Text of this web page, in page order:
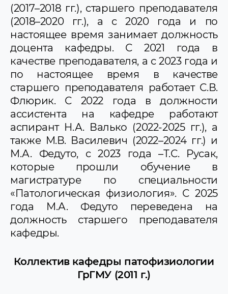
(2017–2018 гг.), старшего преподавателя
(2018–2020 гг.), а с 2020 года и по
настоящее время занимает должность
доцента кафедры. С 2021 года в
качестве преподавателя, а с 2023 года и
по настоящее время в качестве
старшего преподавателя работает С.В.
Флюрик. С 2022 года в должности
ассистента на кафедре работают
аспирант Н.А. Валько (2022-2025 гг.), а
также М.В. Василевич (2022–2024 гг.) и
М.А. Федуто, с 2023 года –Т.С. Русак,
которые прошли обучение в
магистратуре по специальности
«Патологическая физиология». С 2025
года М.А. Федуто переведена на
должность старшего преподавателя
кафедры.
Коллектив кафедры патофизиологии
ГрГМУ (2011 г.)